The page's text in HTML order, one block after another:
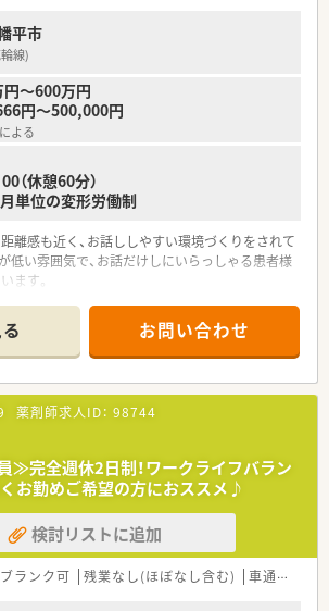
平市
線)
～600万円
円～500,000円
よる
（休憩60分）
単位の変形労働制
離感も近く、お話ししやすい環境づくりをされて
低い雰囲気で、お話だけしにいらっしゃる患者様
ます。
くことも多く、信頼されている薬局です。
すい造りになっており、雰囲気もいい店内です。
もコミュニケーションが取れており、働きやすい
たときも相談しやすい雰囲気づくりをされてい
も惜しまず、スタッフが安心して働ける環境を整
お問い合わせ
薬剤師求人ID： 98744
≫完全週休2日制！ワークライフバラン
お勤めご希望の方におススメ♪
検討リストに追加
ブランク可 残業なし(ほぼなし含む) 車通勤可